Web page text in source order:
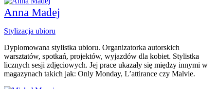
Anna Madej
Stylizacja ubioru
Dyplomowana stylistka ubioru. Organizatorka autorskich
warsztatów, spotkań, projektów, wyjazdów dla kobiet. Stylistka
licznych sesji zdjęciowych. Jej prace ukazały się między innymi w
magazynach takich jak: Only Monday, L’attirance czy Malvie.